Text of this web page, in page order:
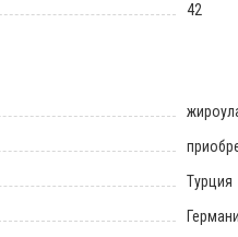
42
Турция